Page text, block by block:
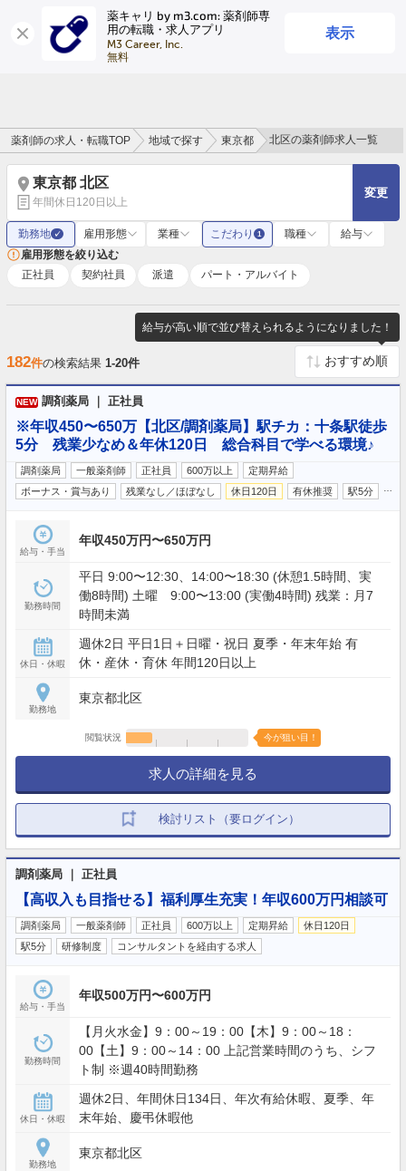
薬キャリ by m3.com: 薬剤師専
用の転職・求人アプリ
M3 Career, Inc.
無料
表示
ログイン
薬剤師の求人・転職TOP 地域で探す 東京都 北区の薬剤師求人一覧
東京都 北区
年間休日120日以上
変更
勤務地 ✓ 雇用形態 業種 こだわり 1 職種
給与
雇用形態を絞り込む
正社員
契約社員 派遣 パート・アルバイト
給与が高い順で並び替えられるようになりました！
182件の検索結果 1-20件
NEW 調剤薬局 ｜ 正社員
※年収450〜650万【北区/調剤薬局】駅チカ：十条駅徒歩
5分 残業少なめ＆年休120日 総合科目で学べる環境♪
調剤薬局 一般薬剤師 正社員 600万以上
定期昇給
ボーナス・賞与あり
残業なし／ほぼなし 休日120日 有休推奨 駅5分
給与・手当
年収450万円〜650万円
勤務時間
平日 9:00〜12:30、14:00〜18:30 (休憩1.5時間、実
働8時間) 土曜 9:00〜13:00 (実働4時間) 残業：月7
時間未満
休日・休暇
週休2日 平日1日＋日曜・祝日 夏季・年末年始 有
休・産休・育休 年間120日以上
勤務地
東京都北区
閲覧状況 今が狙い目！
求人の詳細を見る
検討リスト（要ログイン）
調剤薬局 ｜ 正社員
【高収入も目指せる】福利厚生充実！年収600万円相談可
調剤薬局 一般薬剤師 正社員 600万以上 定期昇給
休日120日
駅5分
研修制度 コンサルタントを経由する求人
給与・手当
年収500万円〜600万円
勤務時間
【月火水金】9：00～19：00【木】9：00～18：
00【土】9：00～14：00 上記営業時間のうち、シフ
ト制 ※週40時間勤務
休日・休暇
週休2日、年間休日134日、年次有給休暇、夏季、年
末年始、慶弔休暇他
勤務地
東京都北区